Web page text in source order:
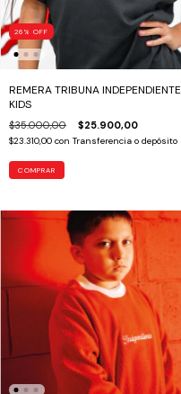
26 % OFF
REMERA TRIBUNA INDEPENDIENTE
KIDS
$35.000,00 $25.900,00
$23.310,00 con Transferencia o depósito
COMPRAR